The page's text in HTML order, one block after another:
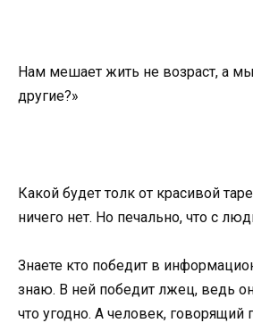
Нам мешает жить не возраст, а
другие?»
Какой будет толк от красивой
ничего нет. Но печально, что с
Знаете кто победит в
знаю. В ней победит лжец, ведь
что угодно. А человек,